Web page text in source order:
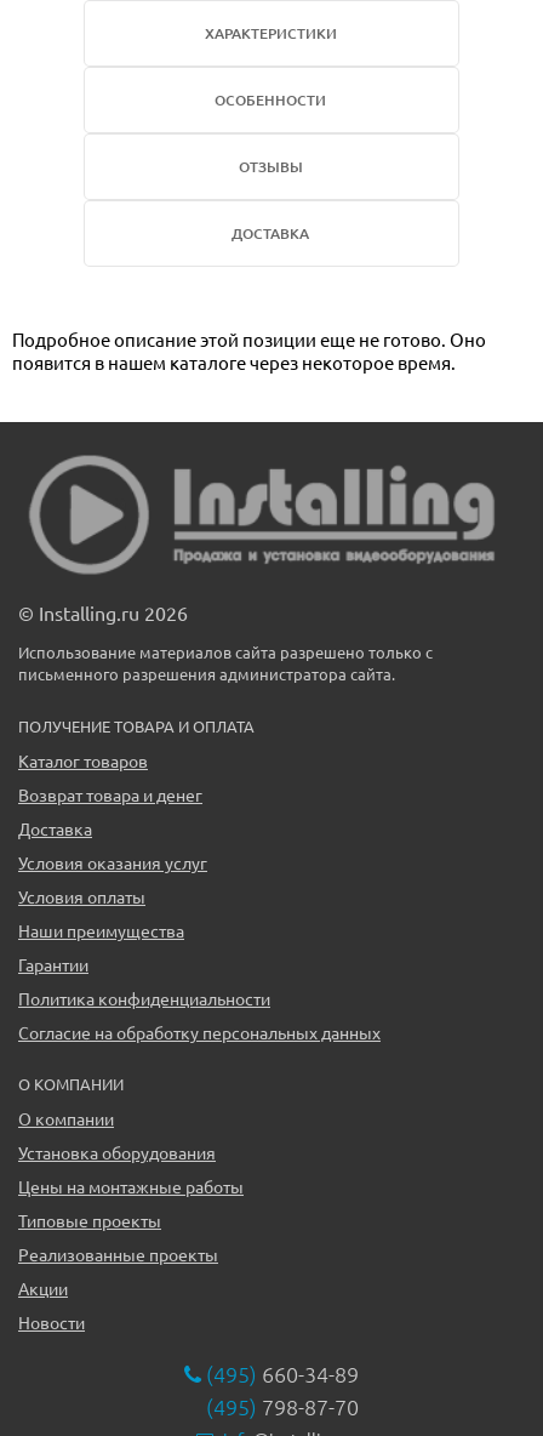
ХАРАКТЕРИСТИКИ
ОСОБЕННОСТИ
ОТЗЫВЫ
ДОСТАВКА
Подробное описание этой позиции еще не готово. Оно
появится в нашем каталоге через некоторое время.
© Installing.ru 2026
Использование материалов сайта разрешено только с
письменного разрешения администратора сайта.
ПОЛУЧЕНИЕ ТОВАРА И ОПЛАТА
Каталог товаров
Возврат товара и денег
Доставка
Условия оказания услуг
Условия оплаты
Наши преимущества
Гарантии
Политика конфиденциальности
Согласие на обработку персональных данных
О КОМПАНИИ
О компании
Установка оборудования
Цены на монтажные работы
Типовые проекты
Реализованные проекты
Акции
Новости
(495) 660-34-89
(495) 798-87-70